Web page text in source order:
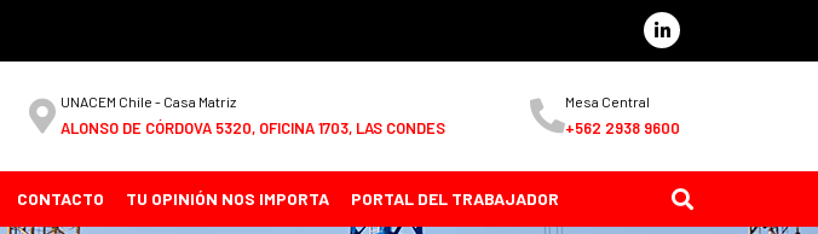
UNACEM Chile - Casa Matriz
ALONSO DE CÓRDOVA 5320, OFICINA 1703, LAS CONDES
Mesa Central
+562 2938 9600
CONTACTO TU OPINIÓN NOS IMPORTA PORTAL DEL TRABAJADOR